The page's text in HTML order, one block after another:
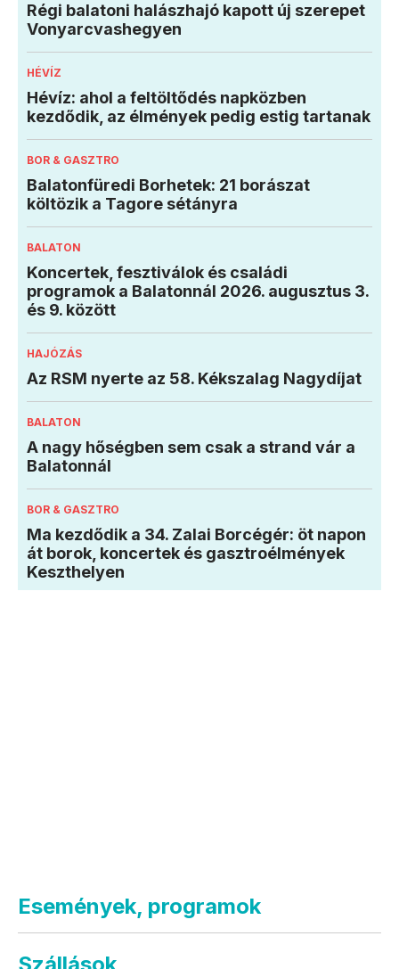
Régi balatoni halászhajó kapott új szerepet
Vonyarcvashegyen
HÉVÍZ
Hévíz: ahol a feltöltődés napközben
kezdődik, az élmények pedig estig tartanak
BOR & GASZTRO
Balatonfüredi Borhetek: 21 borászat
költözik a Tagore sétányra
BALATON
Koncertek, fesztiválok és családi
programok a Balatonnál 2026. augusztus 3.
és 9. között
HAJÓZÁS
Az RSM nyerte az 58. Kékszalag Nagydíjat
BALATON
A nagy hőségben sem csak a strand vár a
Balatonnál
BOR & GASZTRO
Ma kezdődik a 34. Zalai Borcégér: öt napon
át borok, koncertek és gasztroélmények
Keszthelyen
Események, programok